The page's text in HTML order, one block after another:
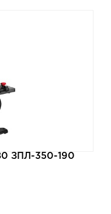
ЗПЛ-350-190